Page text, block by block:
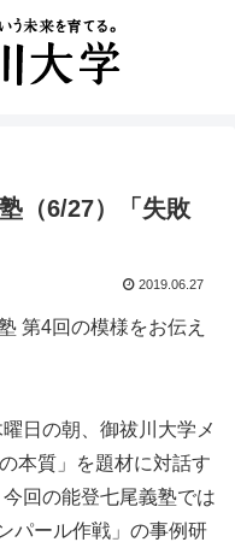
（6/27）「失敗
2019.06.27
第4回の模様をお伝え
日の朝、御祓川大学メ
本質」を題材に対話す
回の能登七尾義塾では
パール作戦」の事例研